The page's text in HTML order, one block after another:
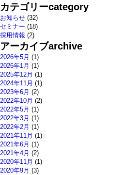
カテゴリーcategory
お知らせ (32)
セミナー (18)
採用情報 (2)
アーカイブarchive
2026年5月 (1)
2026年1月 (1)
2025年12月 (1)
2024年11月 (1)
2023年6月 (2)
2022年10月 (2)
2022年5月 (1)
2022年3月 (1)
2022年2月 (1)
2021年11月 (1)
2021年6月 (1)
2021年4月 (2)
2020年11月 (1)
2020年9月 (3)